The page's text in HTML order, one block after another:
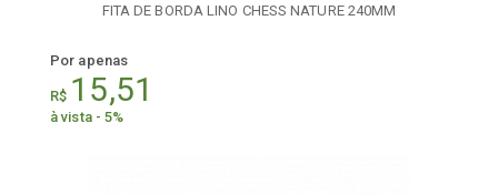
FITA DE BORDA LINO CHESS NATURE 240MM
Por apenas
R$ 15,51
à vista - 5%